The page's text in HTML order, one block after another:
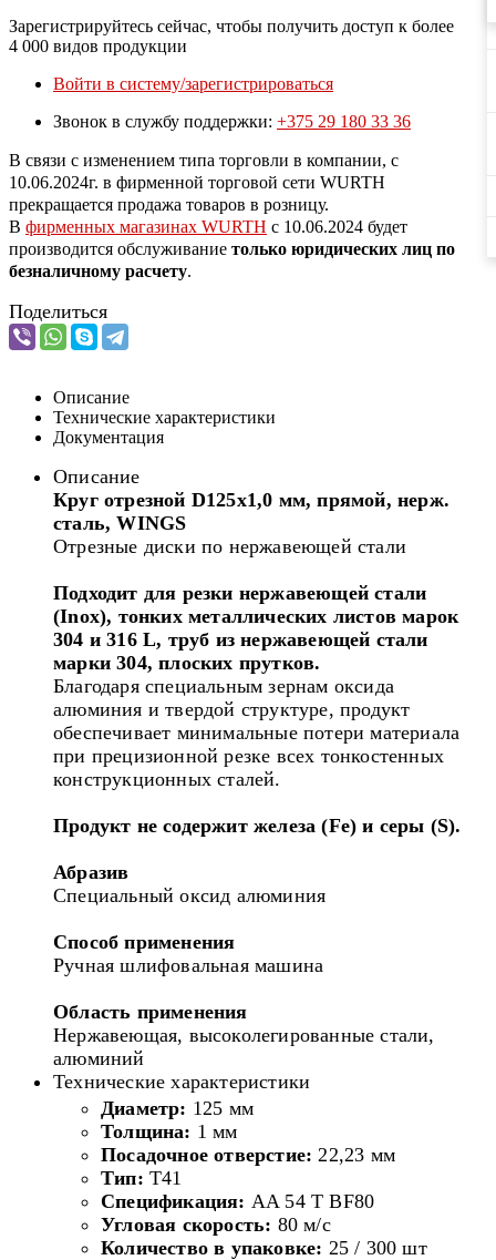
Зарегистрируйтесь сейчас, чтобы получить доступ к более
4 000 видов продукции
Войти в систему/зарегистрироваться
Звонок в службу поддержки: +375 29 180 33 36
В связи с изменением типа торговли в компании, с
10.06.2024г. в фирменной торговой сети WURTH
прекращается продажа товаров в розницу.
В фирменных магазинах WURTH c 10.06.2024 будет
производится обслуживание только юридических лиц по
безналичному расчету.
Поделиться
Описание
Технические характеристики
Документация
Описание
Круг отрезной D125х1,0 мм, прямой, нерж.
сталь, WINGS
Отрезные диски по нержавеющей стали
Подходит для резки нержавеющейстали
(Inox), тонких металлических листов марок
304 и 316 L, труб изнержавеющей стали
марки 304, плоских прутков.
Благодаря специальным зернам оксида
алюминия и твердой структуре, продукт
обеспечивает минимальные потери материала
при прецизионной резке всех тонкостенных
конструкционных сталей.
Продукт не содержит железа (Fe) и серы (S).
Абразив
Специальный оксид алюминия
Способ применения
Ручная шлифовальная машина
Область применения
Нержавеющая, высоколегированные стали,
алюминий
Технические характеристики
Диаметр: 125 мм
Толщина: 1 мм
Посадочное отверстие: 22,23 мм
Тип: Т41
Спецификация: AA 54 T BF80
Угловая скорость: 80 м/с
Количество в упаковке: 25 / 300 шт